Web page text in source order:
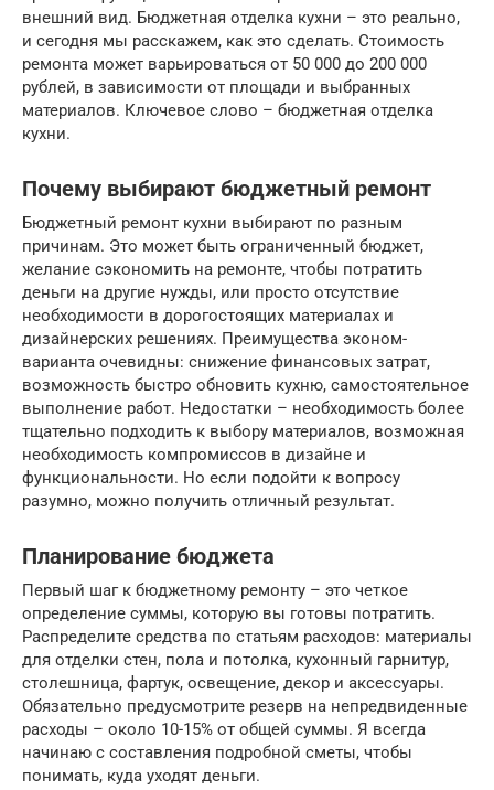
внешний вид. Бюджетная отделка кухни – это реально,
и сегодня мы расскажем, как это сделать. Стоимость
ремонта может варьироваться от 50 000 до 200 000
рублей, в зависимости от площади и выбранных
материалов. Ключевое слово – бюджетная отделка
кухни.
Почему выбирают бюджетный ремонт
Бюджетный ремонт кухни выбирают по разным
причинам. Это может быть ограниченный бюджет,
желание сэкономить на ремонте, чтобы потратить
деньги на другие нужды, или просто отсутствие
необходимости в дорогостоящих материалах и
дизайнерских решениях. Преимущества эконом-
варианта очевидны: снижение финансовых затрат,
возможность быстро обновить кухню, самостоятельное
выполнение работ. Недостатки – необходимость более
тщательно подходить к выбору материалов, возможная
необходимость компромиссов в дизайне и
функциональности. Но если подойти к вопросу
разумно, можно получить отличный результат.
Планирование бюджета
Первый шаг к бюджетному ремонту – это четкое
определение суммы, которую вы готовы потратить.
Распределите средства по статьям расходов: материалы
для отделки стен, пола и потолка, кухонный гарнитур,
столешница, фартук, освещение, декор и аксессуары.
Обязательно предусмотрите резерв на непредвиденные
расходы – около 10-15% от общей суммы. Я всегда
начинаю с составления подробной сметы, чтобы
понимать, куда уходят деньги.